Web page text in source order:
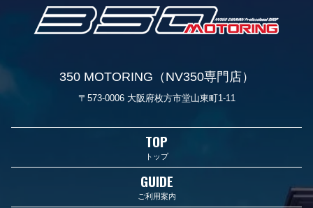
350 MOTORING（NV350専門店）
〒573-0006 大阪府枚方市堂山東町1-11
TOP
トップ
GUIDE
ご利用案内